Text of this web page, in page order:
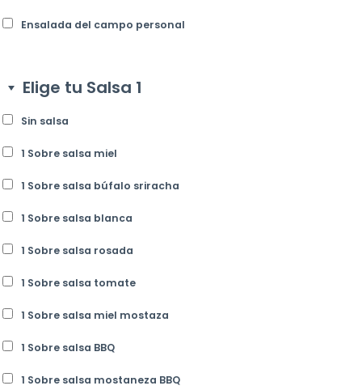
Ensalada del campo personal
Elige tu Salsa 1
Sin salsa
1 Sobre salsa miel
1 Sobre salsa búfalo sriracha
1 Sobre salsa blanca
1 Sobre salsa rosada
1 Sobre salsa tomate
1 Sobre salsa miel mostaza
1 Sobre salsa BBQ
1 Sobre salsa mostaneza BBQ